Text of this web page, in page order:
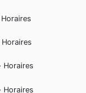
Horaires
Horaires
Horaires
Horaires